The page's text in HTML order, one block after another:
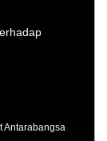
Antarabangsa